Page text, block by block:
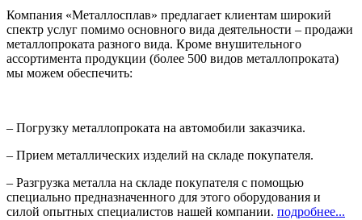
Компания «Металлосплав» предлагает клиентам широкий
спектр услуг помимо основного вида деятельности – продажи
металлопроката разного вида. Кроме внушительного
ассортимента продукции (более 500 видов металлопроката)
мы можем обеспечить:
– Погрузку металлопроката на автомобили заказчика.
– Прием металлических изделий на складе покупателя.
– Разгрузка металла на складе покупателя с помощью
специально предназначенного для этого оборудования и
силой опытных специалистов нашей компании. подробнее...